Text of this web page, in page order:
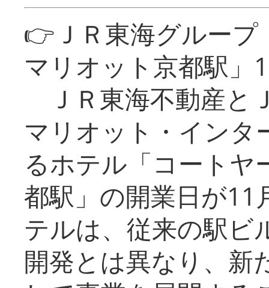
👉ＪＲ東海グルー
マリオット京都駅」
ＪＲ東海不動産と
マリオット・インタ
るホテル「コートヤ
都駅」の開業日が11
テルは、従来の駅ビ
開発とは異なり、新